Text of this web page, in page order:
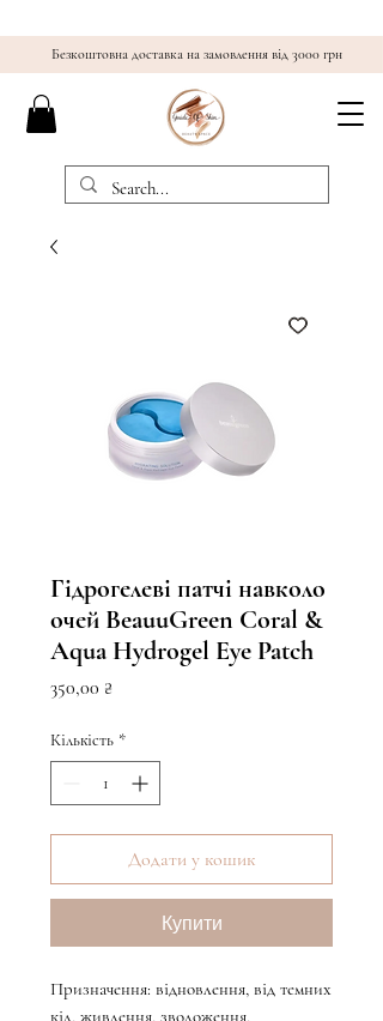
Безкоштовна доставка на замовлення від 3000 грн
Гідрогелеві патчі навколо
очей BeauuGreen Coral &
Aqua Hydrogel Eye Patch
350,00 ₴
Кількість *
Додати у кошик
Купити
Призначення: відновлення, від темних
кіл, живлення, зволоження,